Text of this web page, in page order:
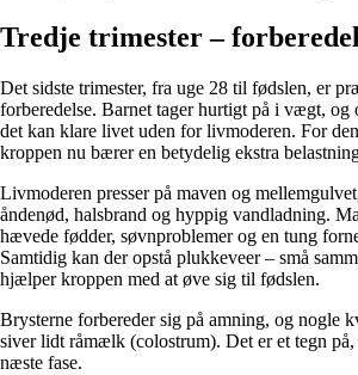
Tredje trimester –
Det sidste trimester, fra uge 28 til fødslen, er
forberedelse. Barnet tager hurtigt på i vægt, og
det kan klare livet uden for livmoderen. For
kroppen nu bærer en betydelig ekstra
Livmoderen presser på maven og
åndenød, halsbrand og hyppig vandladning.
hævede fødder, søvnproblemer og en tung
Samtidig kan der opstå plukkeveer – små
hjælper kroppen med at øve sig til fødslen.
Brysterne forbereder sig på amning, og nogle
siver lidt råmælk (colostrum). Det er et tegn
næste fase.